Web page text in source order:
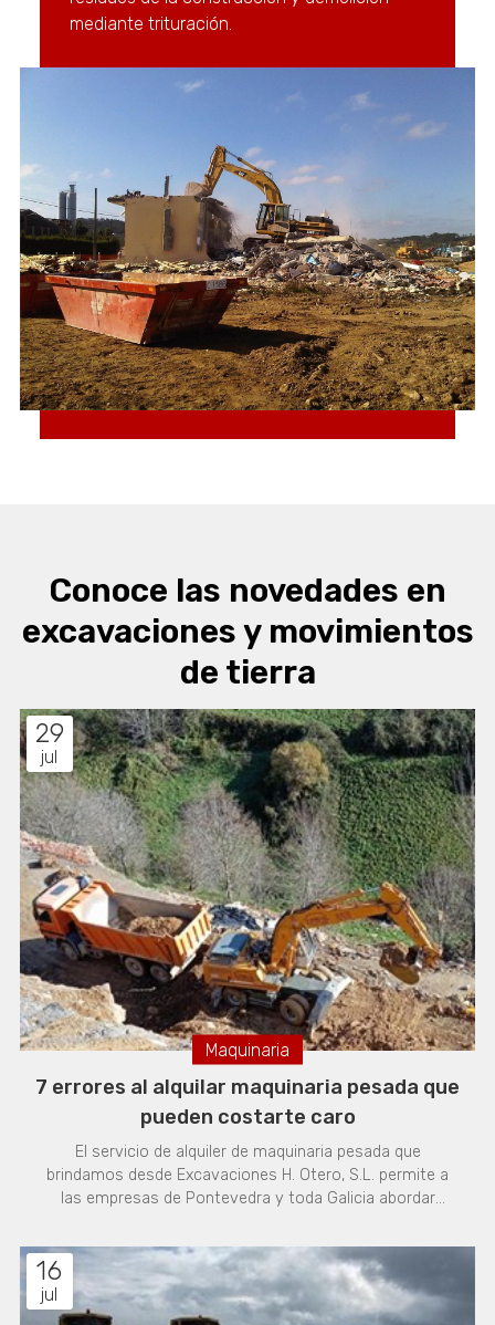
mediante trituración.
Conoce las novedades en
excavaciones y movimientos
de tierra
29
jul
7 errores al alquilar maquinaria pesada que
pueden costarte caro
Maquinaria
El servicio de alquiler de maquinaria pesada que
brindamos desde Excavaciones H. Otero, S.L. permite a
las empresas de Pontevedra y toda Galicia abordar
la compra. Sin embargo, un fallo en la elección o en la
gestión de estos equipos puede transformar el ahorro
previsto en un sobrecoste inesperado. Gracias a nuestra
larga trayectoria en el sector de las excavaciones y
16
jul